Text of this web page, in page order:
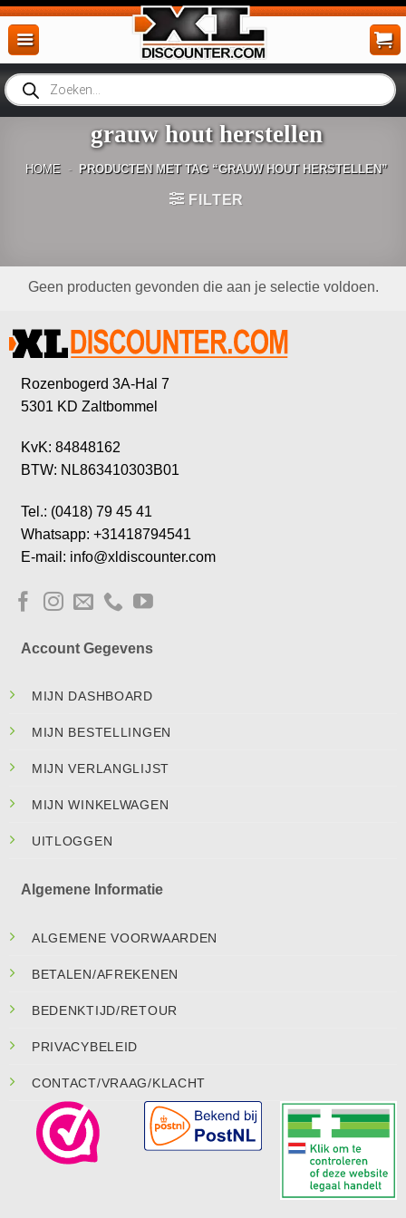
Ga
naar
inhoud
Producten
zoeken
grauw hout herstellen
HOME - PRODUCTEN MET TAG “GRAUW HOUT HERSTELLEN”
FILTER
Geen producten gevonden die aan je selectie voldoen.
Rozenbogerd 3A-Hal 7
5301 KD Zaltbommel
KvK: 84848162
BTW: NL863410303B01
Tel.: (0418) 79 45 41
Whatsapp: +31418794541
E-mail: info@xldiscounter.com
Account Gegevens
MIJN DASHBOARD
MIJN BESTELLINGEN
MIJN VERLANGLIJST
MIJN WINKELWAGEN
UITLOGGEN
Algemene Informatie
ALGEMENE VOORWAARDEN
BETALEN/AFREKENEN
BEDENKTIJD/RETOUR
PRIVACYBELEID
CONTACT/VRAAG/KLACHT